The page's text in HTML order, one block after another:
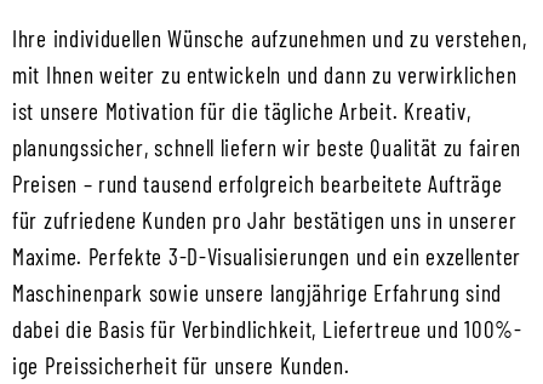
Ihre individuellen Wünsche aufzunehmen und zu verstehen,
mit Ihnen weiter zu entwickeln und dann zu verwirklichen
ist unsere Motivation für die tägliche Arbeit. Kreativ,
planungssicher, schnell liefern wir beste Qualität zu fairen
Preisen – rund tausend erfolgreich bearbeitete Aufträge
für zufriedene Kunden pro Jahr bestätigen uns in unserer
Maxime. Perfekte 3-D-Visualisierungen und ein exzellenter
Maschinenpark sowie unsere langjährige Erfahrung sind
dabei die Basis für Verbindlichkeit, Liefertreue und 100%-
ige Preissicherheit für unsere Kunden.